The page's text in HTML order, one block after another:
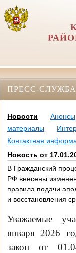
ПРЕСС-СЛУЖБА
Новости Анонсы
материалы
Контактная
Новость от
В Гражданский
РФ внесены
правила подачи
и восстановления
Уважаемые
января 2026
закон от